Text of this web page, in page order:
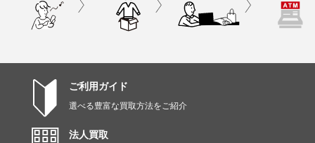
ご利用ガイド
選べる豊富な買取方法をご紹介
法人買取